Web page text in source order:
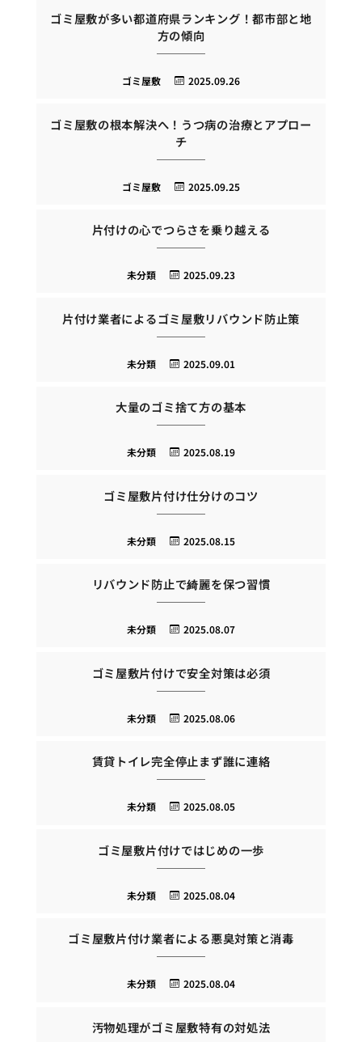
ゴミ屋敷が多い都道府県ランキング！都市部と地
方の傾向
2025.09.26
ゴミ屋敷
ゴミ屋敷の根本解決へ！うつ病の治療とアプロー
チ
2025.09.25
ゴミ屋敷
片付けの心でつらさを乗り越える
2025.09.23
未分類
片付け業者によるゴミ屋敷リバウンド防止策
2025.09.01
未分類
大量のゴミ捨て方の基本
2025.08.19
未分類
ゴミ屋敷片付け仕分けのコツ
2025.08.15
未分類
リバウンド防止で綺麗を保つ習慣
2025.08.07
未分類
ゴミ屋敷片付けで安全対策は必須
2025.08.06
未分類
賃貸トイレ完全停止まず誰に連絡
2025.08.05
未分類
ゴミ屋敷片付けではじめの一歩
2025.08.04
未分類
ゴミ屋敷片付け業者による悪臭対策と消毒
2025.08.04
未分類
汚物処理がゴミ屋敷特有の対処法